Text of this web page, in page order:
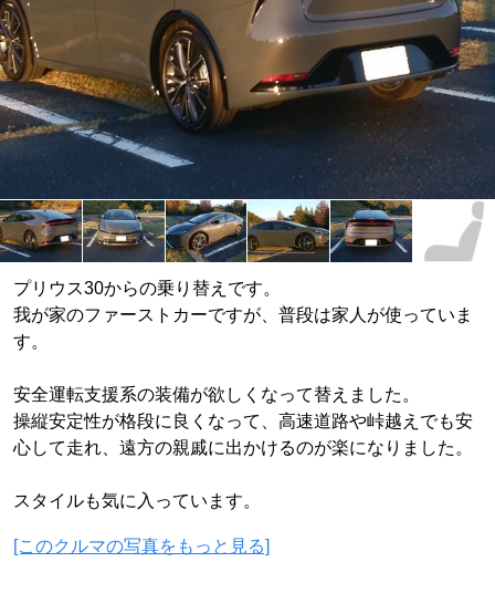
プリウス30からの乗り替えです。
我が家のファーストカーですが、普段は家人が使っていま
す。
安全運転支援系の装備が欲しくなって替えました。
操縦安定性が格段に良くなって、高速道路や峠越えでも安
心して走れ、遠方の親戚に出かけるのが楽になりました。
スタイルも気に入っています。
[このクルマの写真をもっと見る]